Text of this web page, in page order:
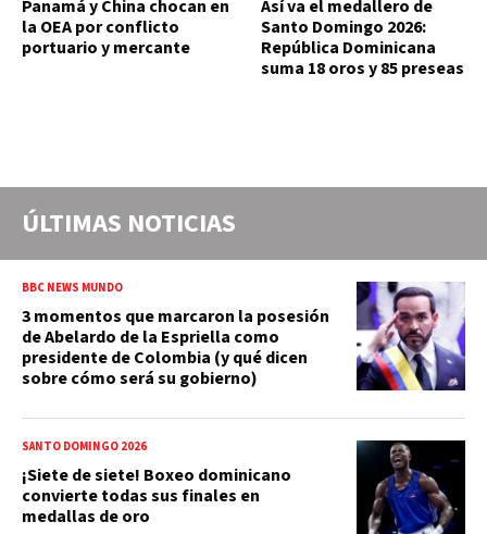
Panamá y China chocan en
la OEA por conflicto
portuario y mercante
Así va el medallero de
Santo Domingo 2026:
República Dominicana
suma 18 oros y 85 preseas
ÚLTIMAS NOTICIAS
BBC NEWS MUNDO
3 momentos que marcaron la posesión
de Abelardo de la Espriella como
presidente de Colombia (y qué dicen
sobre cómo será su gobierno)
SANTO DOMINGO 2026
¡Siete de siete! Boxeo dominicano
convierte todas sus finales en
medallas de oro